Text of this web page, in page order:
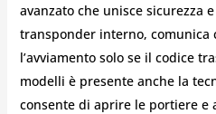
avanzato che unisce sicurezza
transponder interno, comunica
l’avviamento solo se il codice
modelli è presente anche la
consente di aprire le portiere e